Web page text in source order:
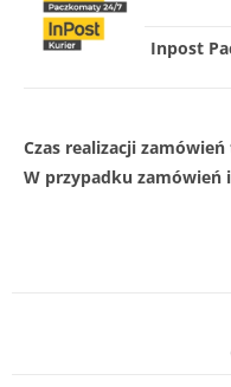
Inpost
Czas realizacji
W przypadku zamówień